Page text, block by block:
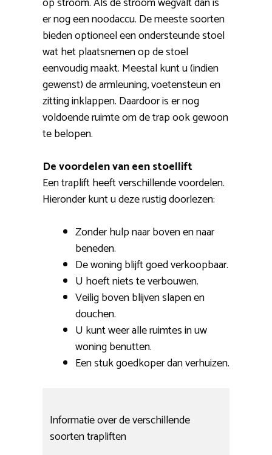
er nog een noodaccu. De meeste soorten
bieden optioneel een ondersteunde stoel
wat het plaatsnemen op de stoel
eenvoudig maakt. Meestal kunt u (indien
gewenst) de armleuning, voetensteun en
zitting inklappen. Daardoor is er nog
voldoende ruimte om de trap ook gewoon
te belopen.
De voordelen van een stoellift
Een traplift heeft verschillende voordelen.
Hieronder kunt u deze rustig doorlezen:
Zonder hulp naar boven en naar
beneden.
De woning blijft goed verkoopbaar.
U hoeft niets te verbouwen.
Veilig boven blijven slapen en
douchen.
U kunt weer alle ruimtes in uw
woning benutten.
Een stuk goedkoper dan verhuizen.
Informatie over de verschillende
soorten trapliften